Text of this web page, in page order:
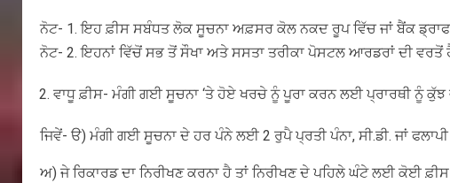
ਨੋਟ- 1. ਇਹ ਫ਼ੀਸ ਸਬੰਧਤ ਲੋਕ ਸੂਚਨਾ ਅਫ਼ਸਰ ਕੋਲ ਨਕਦ ਰੂਪ ਵਿੱਚ ਜਾਂ ਬੈਂਕ ਡ੍ਰਾਫਟ
ਨੋਟ- 2. ਇਹਨਾਂ ਵਿੱਚੋਂ ਸਭ ਤੋਂ ਸੌਖਾ ਅਤੇ ਸਸਤਾ ਤਰੀਕਾ ਪੋਸਟਲ ਆਰਡਰਾਂ ਦੀ ਵਰਤੋਂ
ਵਾਧੂ ਫ਼ੀਸ- ਮੰਗੀ ਗਈ ਸੂਚਨਾ ‘ਤੇ ਹੋਏ ਖਰਚੇ ਨੂੰ ਪੂਰਾ ਕਰਨ ਲਈ ਪ੍ਰਾਰਥੀ ਨੂੰ ਕੁੱਝ
ਜਿਵੇਂ- ੳ) ਮੰਗੀ ਗਈ ਸੂਚਨਾ ਦੇ ਹਰ ਪੰਨੇ ਲਈ 2 ਰੁਪੈ ਪ੍ਰਤੀ ਪੰਨਾ, ਸੀ.ਡੀ. ਜਾਂ
ਅ) ਜੇ ਰਿਕਾਰਡ ਦਾ ਨਿਰੀਖਣ ਕਰਨਾ ਹੈ ਤਾਂ ਨਿਰੀਖਣ ਦੇ ਪਹਿਲੇ ਘੰਟੇ ਲਈ ਕੋਈ ਫ਼ੀਸ